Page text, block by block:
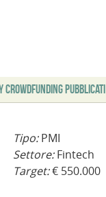
Crowdfunding Pubblicati
Tipo:PMI
Settore:Fintech
Target:€ 550.000